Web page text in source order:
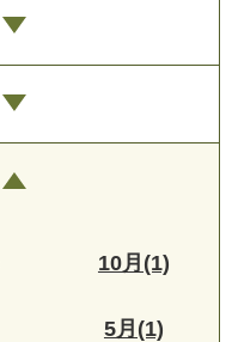
10月(1)
5月(1)